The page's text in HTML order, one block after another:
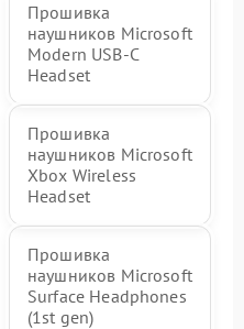
Прошивка
наушников Microsoft
Modern USB-C
Headset
Прошивка
наушников Microsoft
Xbox Wireless
Headset
Прошивка
наушников Microsoft
Surface Headphones
(1st gen)